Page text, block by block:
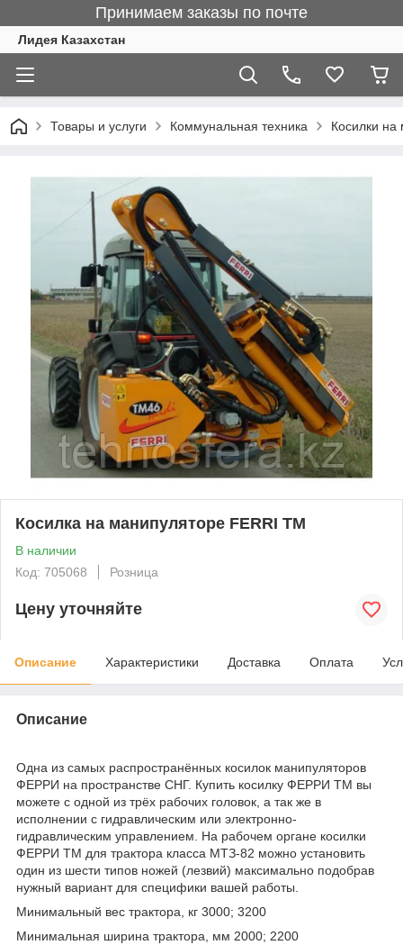
Принимаем заказы по почте
Лидея Казахстан
Товары и услуги Коммунальная техника Косилки на
Косилка на манипуляторе FERRI TM
В наличии
Код: 705068
Розница
Цену уточняйте
Описание Характеристики Доставка Оплата
Описание
Одна из самых распространённых косилок манипуляторов
ФЕРРИ на пространстве СНГ. Купить косилку ФЕРРИ ТМ вы
можете с одной из трёх рабочих головок, а так же в
исполнении с гидравлическим или электронно-
гидравлическим управлением. На рабочем органе косилки
ФЕРРИ ТМ для трактора класса МТЗ-82 можно установить
один из шести типов ножей (лезвий) максимально подобрав
нужный вариант для специфики вашей работы.
Минимальный вес трактора, кг 3000; 3200
Минимальная ширина трактора, мм 2000; 2200